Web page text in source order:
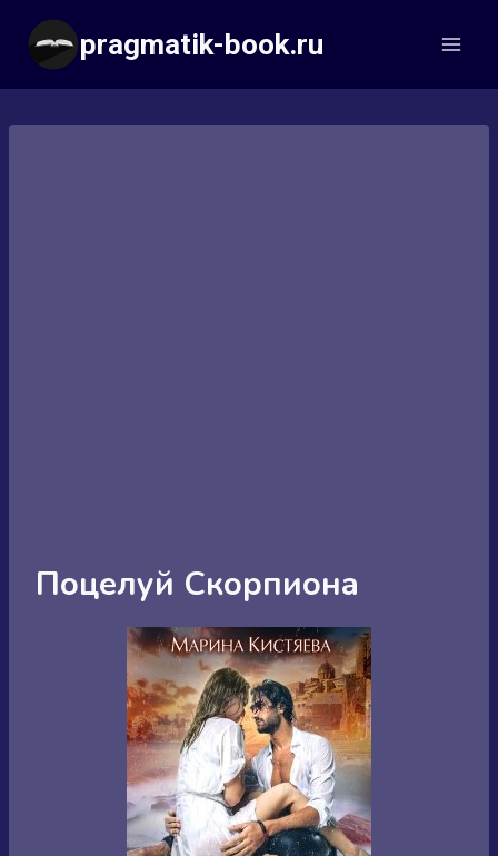
Перейти
содержимому
pragmatik-book.ru
Поцелуй Скорпиона